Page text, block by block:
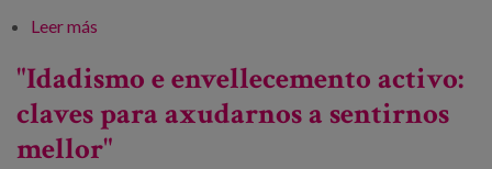
Leer más
"Idadismo e envellecemento activo:
claves para axudarnos a sentirnos
mellor"